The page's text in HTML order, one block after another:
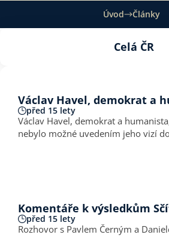
Úvod Články
Celá ČR
Václav Havel, demokrat a
před 15 lety
Václav Havel, demokrat a
nebylo možné uvedením jeho vizí
Komentáře k výsledkům
před 15 lety
Rozhovor s Pavlem Černým a